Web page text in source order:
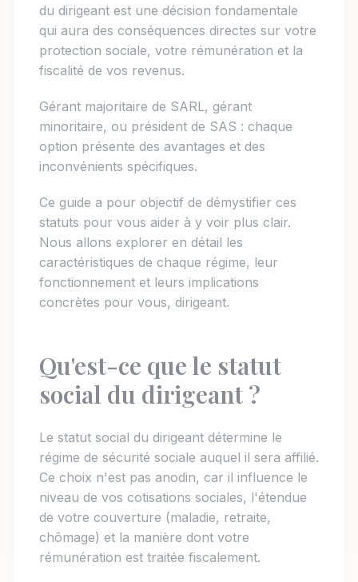
du dirigeant est une décision fondamentale
qui aura des conséquences directes sur votre
protection sociale, votre rémunération et la
fiscalité de vos revenus.
Gérant majoritaire de SARL, gérant
minoritaire, ou président de SAS : chaque
option présente des avantages et des
inconvénients spécifiques.
Ce guide a pour objectif de démystifier ces
statuts pour vous aider à y voir plus clair.
Nous allons explorer en détail les
caractéristiques de chaque régime, leur
fonctionnement et leurs implications
concrètes pour vous, dirigeant.
Qu'est-ce que le statut
social du dirigeant ?
Le statut social du dirigeant détermine le
régime de sécurité sociale auquel il sera affilié.
Ce choix n'est pas anodin, car il influence le
niveau de vos cotisations sociales, l'étendue
de votre couverture (maladie, retraite,
chômage) et la manière dont votre
rémunération est traitée fiscalement.